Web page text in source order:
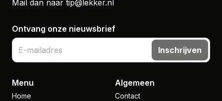
Mail dan naar tip@lekker.nl
Ontvang onze nieuwsbrief
Inschrijven
Menu
Home
Algemeen
Contact